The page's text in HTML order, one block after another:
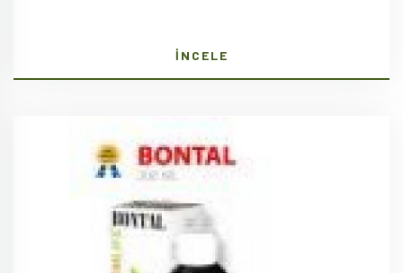
İNCELE